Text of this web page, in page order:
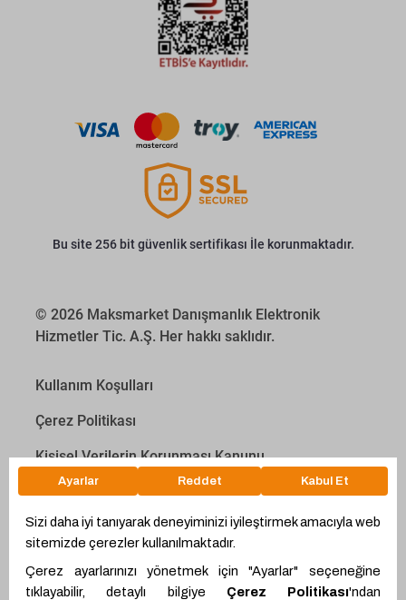
WhatsApp
Teklif Hattı
Bu site 256 bit güvenlik sertifikası İle korunmaktadır.
© 2026 Maksmarket Danışmanlık Elektronik
Hizmetler Tic. A.Ş. Her hakkı saklıdır.
Kullanım Koşulları
Çerez Politikası
Kişisel Verilerin Korunması Kanunu
İletişim Aydınlatma Metni
Proyakıt
Ödeme Hesaplama Aracı